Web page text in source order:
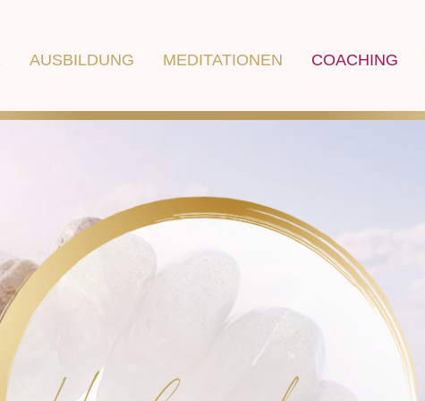
AUSBILDUNG MEDITATIONEN COACHING